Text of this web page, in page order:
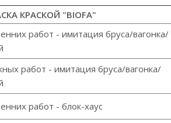
КРАСКОЙ "BIOFA"
работ - имитация бруса/вагонка/
работ - имитация бруса/вагонка/
работ - блок-хаус